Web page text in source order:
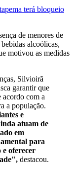
terá bloqueio
de menores de
alcoólicas,
motivou as medidas
Silvioirã
garantir que
acordo com a
a população.
e
atuam de
em
para
oferecer
destacou.